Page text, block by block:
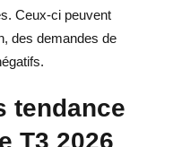
Ceux-ci peuvent
des demandes de
tendance
T3 2026